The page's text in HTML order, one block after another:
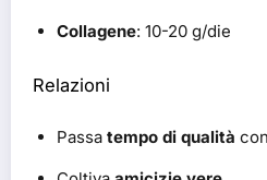
Collagene: 10-20 g/die
Relazioni
Passa tempo di qualità